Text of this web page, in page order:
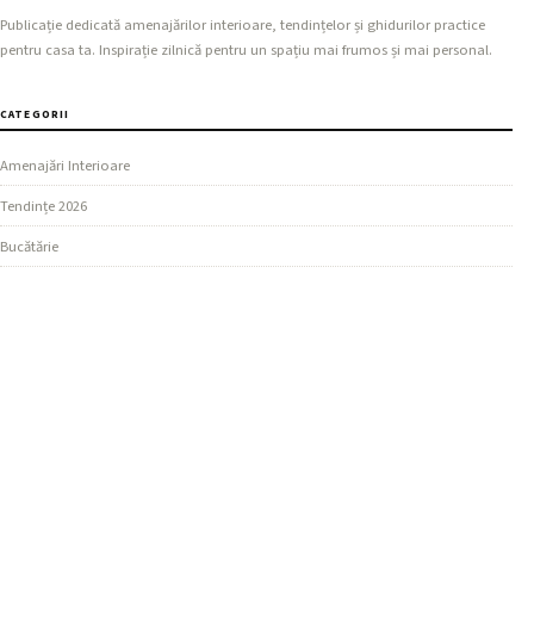
Publicație dedicată amenajărilor interioare, tendințelor și ghidurilor practice
pentru casa ta. Inspirație zilnică pentru un spațiu mai frumos și mai personal.
CATEGORII
Amenajări Interioare
Tendințe 2026
Bucătărie